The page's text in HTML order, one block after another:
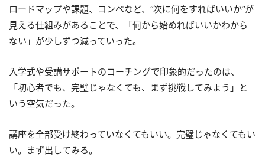
ロードマップや課題、コンペなど、“次に何をすればいいか”が
見える仕組みがあることで、「何から始めればいいかわから
ない」が少しずつ減っていった。
入学式や受講サポートのコーチングで印象的だったのは、
「初心者でも、完璧じゃなくても、まず挑戦してみよう」と
いう空気だった。
講座を全部受け終わっていなくてもいい。完璧じゃなくてもい
い。まず出してみる。